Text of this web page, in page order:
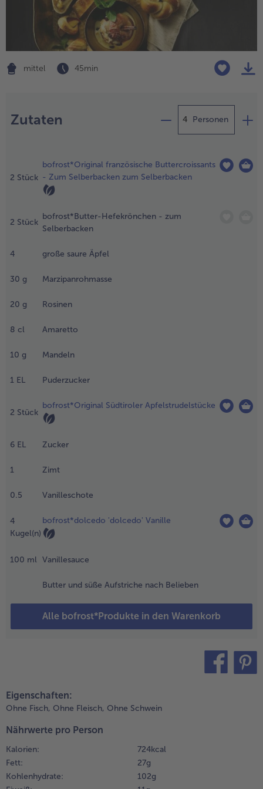
alle Wein & Spirituosen
Küchenutensilien
alle Küchenutensilien
Kuchen & Torten
alle Kuchen & Torten
alle BIO
bofrost*free
alle bofrost*free
High Protein
alle High Protein
alle bofrost*plus.
alle Heißluftfritteuse
mittel 45 min
Zutaten Personen
2 Stück
bofrost*Original französische Buttercroissants
- Zum Selberbacken zum Selberbacken
2 Stück
bofrost*Butter-Hefekrönchen - zum
Selberbacken
4 große saure Äpfel
30 g Marzipanrohmasse
20 g Rosinen
8 cl Amaretto
10 g Mandeln
1 EL Puderzucker
2 Stück
bofrost*Original Südtiroler Apfelstrudelstücke
6 EL Zucker
1 Zimt
0.5 Vanilleschote
4
Kugel(n)
bofrost*dolcedo 'dolcedo' Vanille
100 ml Vanillesauce
Butter und süße Aufstriche nach Belieben
Alle bofrost*Produkte in den Warenkorb
Äpfel
Rosinen,
und
Äpfel
Die
20
Die
diese
Eigenschaften:
Ohne Fisch, Ohne Fleisch, Ohne Schwein
Nährwerte pro Person
Kalorien:
724 kcal
Fett:
27 g
Kohlenhydrate:
102 g